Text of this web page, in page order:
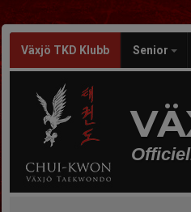
Växjö TKD Klubb Senior